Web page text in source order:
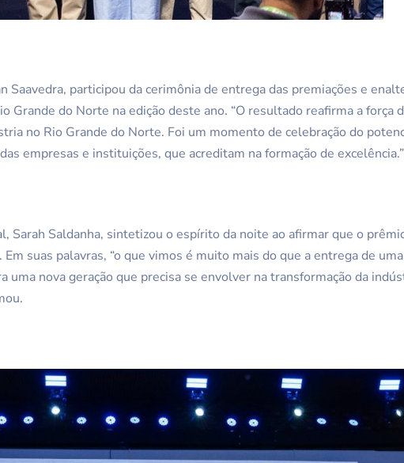
Saavedra, participou da cerimônia de entrega das premiações e
Grande do Norte na edição deste ano. “O resultado reafirma a força
no Rio Grande do Norte. Foi um momento de celebração do
empresas e instituições, que acreditam na formação de excelência.”
Sarah Saldanha, sintetizou o espírito da noite ao afirmar que o
suas palavras, “o que vimos é muito mais do que a entrega de
uma nova geração que precisa se envolver na transformação da